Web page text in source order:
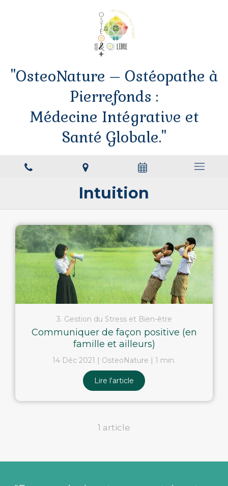
"OsteoNature – Ostéopathe à
Pierrefonds :
Médecine Intégrative et
Santé Globale."
Intuition
3. Gestion du Stress et Bien-être
Communiquer de façon positive (en
famille et ailleurs)
14 Déc 2021 OsteoNature 1 min.
Lire l'article
1 article